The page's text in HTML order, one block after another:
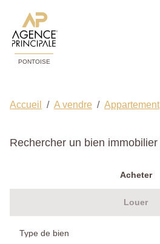
PONTOISE
Accueil A vendre Appartement
Rechercher un bien immobilier
Acheter
Louer